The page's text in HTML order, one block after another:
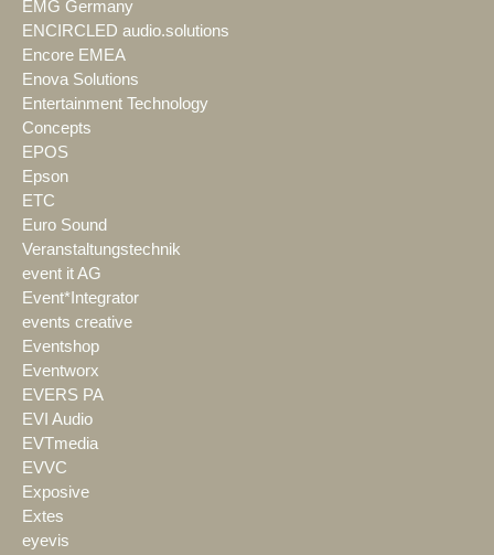
EMG Germany
ENCIRCLED audio.solutions
Encore EMEA
Enova Solutions
Entertainment Technology
Concepts
EPOS
Epson
ETC
Euro Sound
Veranstaltungstechnik
event it AG
Event*Integrator
events creative
Eventshop
Eventworx
EVERS PA
EVI Audio
EVTmedia
EVVC
Exposive
Extes
eyevis